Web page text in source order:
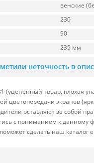
венские
230
90
235 мм
неточность в
товар, плохая
цветопередачи экранов
оставляют за собой
с пониманием к
сделать наш каталог